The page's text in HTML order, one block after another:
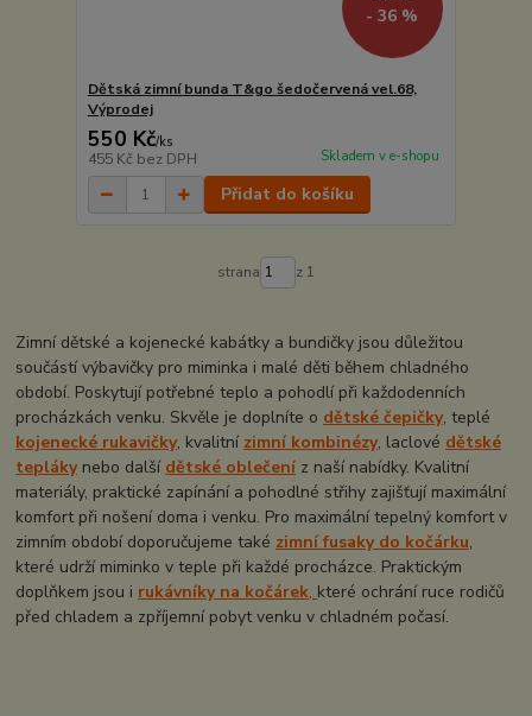
- 36 %
Dětská zimní bunda T&go šedočervená vel.68,
Výprodej
550 Kč/ks
455 Kč bez DPH Skladem v e-shopu
Přidat do košíku
strana z 1
Zimní dětské a kojenecké kabátky a bundičky jsou důležitou
součástí výbavičky pro miminka i malé děti během chladného
období. Poskytují potřebné teplo a pohodlí při každodenních
procházkách venku. Skvěle je doplníte o dětské čepičky, teplé
kojenecké rukavičky, kvalitní zimní kombinézy, laclové dětské
teplákynebo další dětské oblečení z naší nabídky. Kvalitní
materiály, praktické zapínání a pohodlné střihy zajišťují maximální
komfort při nošení doma i venku. Pro maximální tepelný komfort v
zimním období doporučujeme také zimní fusaky do kočárku,
které udrží miminko v teple při každé procházce. Praktickým
doplňkem jsou i rukávníky na kočárek, které ochrání ruce rodičů
před chladem a zpříjemní pobyt venku v chladném počasí.